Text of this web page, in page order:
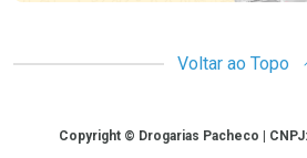
Voltar ao Topo
CopyrightCopyright © Drogarias Pacheco |